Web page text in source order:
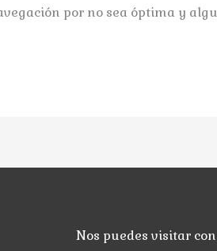
por no sea óptima y
Nos puedes visitar con